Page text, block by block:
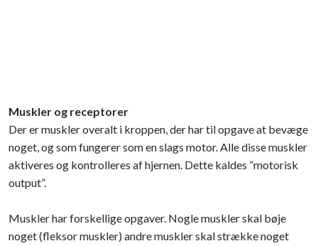
Muskler og receptorer
Der er muskler overalt i kroppen, der har til opgave at bevæge
noget, og som fungerer som en slags motor. Alle disse muskler
aktiveres og kontrolleres af hjernen. Dette kaldes ”motorisk
output”.
Muskler har forskellige opgaver. Nogle muskler skal bøje
noget (fleksor muskler) andre muskler skal strække noget